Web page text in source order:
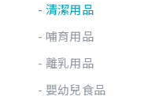
清潔用品
哺育用品
離乳用品
嬰幼兒食品